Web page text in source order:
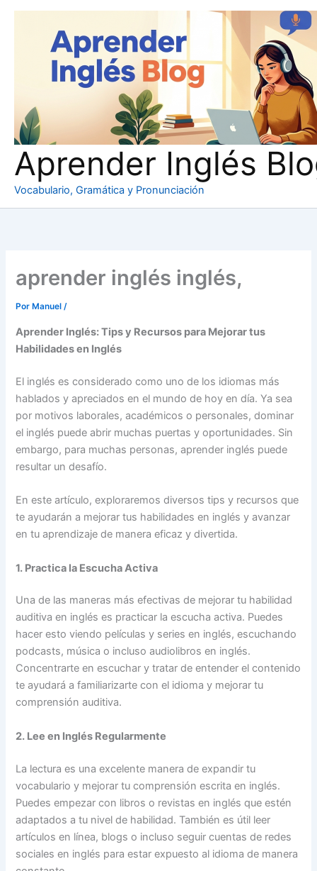
Aprender Inglés
Vocabulario, Gramática y Pronunciación
aprender inglés inglés,
Por Manuel/
Aprender Inglés: Tips y Recursos para Mejorar tus
Habilidades en Inglés
El inglés es considerado como uno de los idiomas más
hablados y apreciados en el mundo de hoy en día. Ya sea
por motivos laborales, académicos o personales, dominar
el inglés puede abrir muchas puertas y oportunidades. Sin
embargo, para muchas personas, aprender inglés puede
resultar un desafío.
En este artículo, exploraremos diversos tips y recursos que
te ayudarán a mejorar tus habilidades en inglés y avanzar
en tu aprendizaje de manera eficaz y divertida.
1. Practica la Escucha Activa
Una de las maneras más efectivas de mejorar tu habilidad
auditiva en inglés es practicar la escucha activa. Puedes
hacer esto viendo películas y series en inglés, escuchando
podcasts, música o incluso audiolibros en inglés.
Concentrarte en escuchar y tratar de entender el contenido
te ayudará a familiarizarte con el idioma y mejorar tu
comprensión auditiva.
2. Lee en Inglés Regularmente
La lectura es una excelente manera de expandir tu
vocabulario y mejorar tu comprensión escrita en inglés.
Puedes empezar con libros o revistas en inglés que estén
adaptados a tu nivel de habilidad. También es útil leer
artículos en línea, blogs o incluso seguir cuentas de redes
sociales en inglés para estar expuesto al idioma de manera